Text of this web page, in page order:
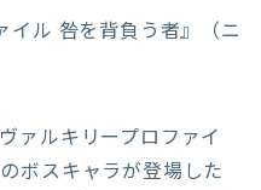
イル 咎を背負う者』（ニ
ァルキリープロファイ
ボスキャラが登場した